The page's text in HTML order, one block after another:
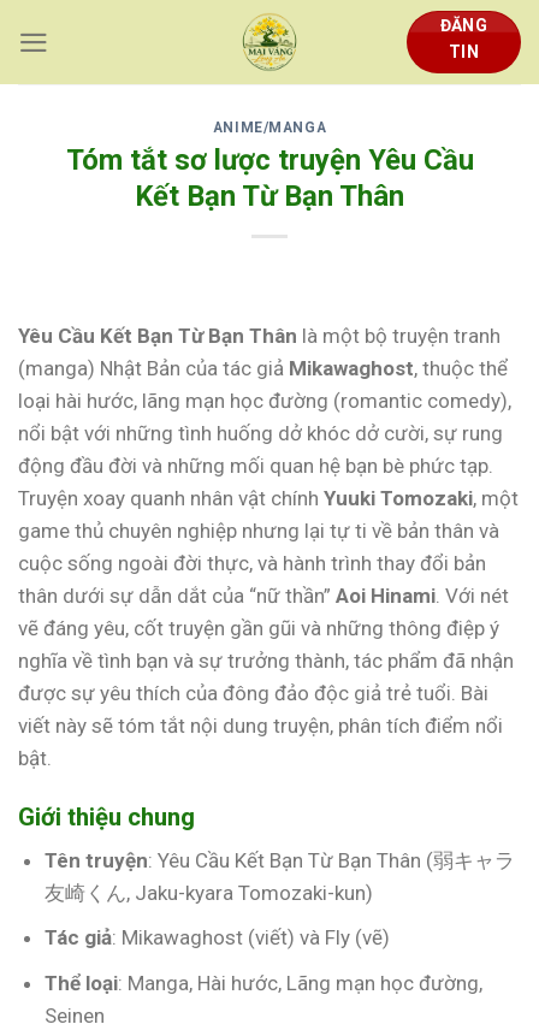
content
ĐĂNG
TIN
ANIME/MANGA
Tóm tắt sơ lược truyện Yêu Cầu
Kết Bạn Từ Bạn Thân
Yêu Cầu Kết Bạn Từ Bạn Thân là một bộ truyện tranh
(manga) Nhật Bản của tác giả Mikawaghost, thuộc thể
loại hài hước, lãng mạn học đường (romantic comedy),
nổi bật với những tình huống dở khóc dở cười, sự rung
động đầu đời và những mối quan hệ bạn bè phức tạp.
Truyện xoay quanh nhân vật chính Yuuki Tomozaki, một
game thủ chuyên nghiệp nhưng lại tự ti về bản thân và
cuộc sống ngoài đời thực, và hành trình thay đổi bản
thân dưới sự dẫn dắt của “nữ thần” Aoi Hinami . Với nét
vẽ đáng yêu, cốt truyện gần gũi và những thông điệp ý
nghĩa về tình bạn và sự trưởng thành, tác phẩm đã nhận
được sự yêu thích của đông đảo độc giả trẻ tuổi. Bài
viết này sẽ tóm tắt nội dung truyện, phân tích điểm nổi
bật.
Giới thiệu chung
Tên truyện: Yêu Cầu Kết Bạn Từ Bạn Thân (弱キャラ
友崎くん, Jaku-kyara Tomozaki-kun)
Tác giả: Mikawaghost (viết) và Fly (vẽ)
Thể loại: Manga, Hài hước, Lãng mạn học đường,
Seinen